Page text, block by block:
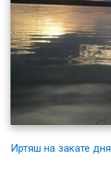
Иртяш на закате дня